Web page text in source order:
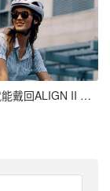
只要299，就能戴回ALIGN II MIPS 头盔